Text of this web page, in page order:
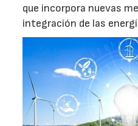
que incorpora nuevas
integración de las